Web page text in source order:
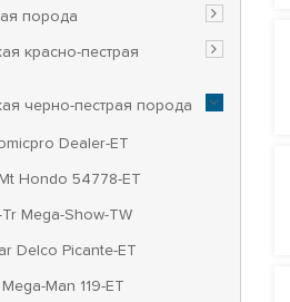
порода
красно-пестрая
черно-пестрая порода
Dealer-ET
Hondo 54778-ET
Tr Mega-Show-TW
Delco Picante-ET
Man 119-ET